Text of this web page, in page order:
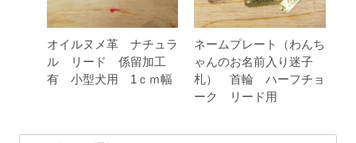
オイルヌメ革 ナチュラ
ル リード 係留加工
有 小型犬用 1ｃｍ幅
ネームプレート（わんち
ゃんのお名前入り迷子
札） 首輪 ハーフチョ
ーク リード用